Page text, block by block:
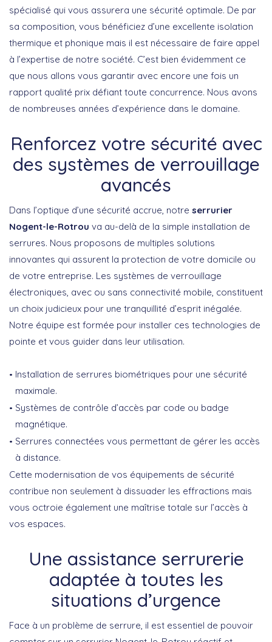
spécialisé qui vous assurera une sécurité optimale. De par
sa composition, vous bénéficiez d’une excellente isolation
thermique et phonique mais il est nécessaire de faire appel
à l’expertise de notre société. C’est bien évidemment ce
que nous allons vous garantir avec encore une fois un
rapport qualité prix défiant toute concurrence. Nous avons
de nombreuses années d’expérience dans le domaine.
Renforcez votre sécurité avec
des systèmes de verrouillage
avancés
Dans l’optique d’une sécurité accrue, notre serrurier
Nogent-le-Rotrou va au-delà de la simple installation de
serrures. Nous proposons de multiples solutions
innovantes qui assurent la protection de votre domicile ou
de votre entreprise. Les systèmes de verrouillage
électroniques, avec ou sans connectivité mobile, constituent
un choix judicieux pour une tranquillité d’esprit inégalée.
Notre équipe est formée pour installer ces technologies de
pointe et vous guider dans leur utilisation.
Installation de serrures biométriques pour une sécurité
maximale.
Systèmes de contrôle d’accès par code ou badge
magnétique.
Serrures connectées vous permettant de gérer les accès
à distance.
Cette modernisation de vos équipements de sécurité
contribue non seulement à dissuader les effractions mais
vous octroie également une maîtrise totale sur l’accès à
vos espaces.
Une assistance serrurerie
adaptée à toutes les
situations d’urgence
Face à un problème de serrure, il est essentiel de pouvoir